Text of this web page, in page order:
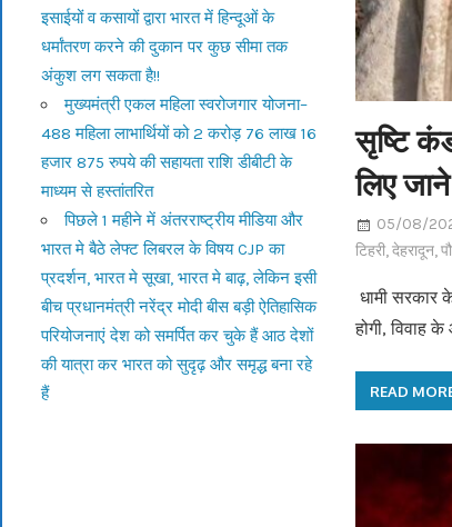
सृष्टि
लिए
05/08/
टिहरी,देहरादून,
धामी सरकार
होगी, विवाह
READ
इसाईयों व कसायों द्वारा भारत में हिन्दूओं के
धर्मांतरण करने की दुकान पर कुछ सीमा तक
अंकुश लग सकता है!!
मुख्यमंत्री एकल महिला स्वरोजगार योजना–
488 महिला लाभार्थियों को 2 करोड़ 76 लाख 16
हजार 875 रुपये की सहायता राशि डीबीटी के
माध्यम से हस्तांतरित
पिछले 1 महीने में अंतरराष्ट्रीय मीडिया और
भारत मे बैठे लेफ्ट लिबरल के विषय CJP का
प्रदर्शन, भारत मे सूखा, भारत मे बाढ़, लेकिन इसी
बीच प्रधानमंत्री नरेंद्र मोदी बीस बड़ी ऐतिहासिक
परियोजनाएं देश को समर्पित कर चुके हैं आठ देशों
की यात्रा कर भारत को सुदृढ़ और समृद्ध बना रहे
हैं